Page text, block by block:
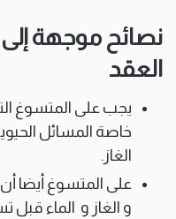
نصائح موجهة
العقد
يجب على المتسوغ
خاصة المسائل
الغاز.
على المتسوغ أيضا
و الغاز و الماء